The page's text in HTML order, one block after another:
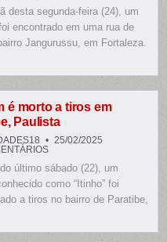
É
ENCONTRADO
ATRÁS
DE
CRECHE
EM
desta segunda-feira (24), um
encontrado em uma rua de
Jangurussu, em Fortaleza.
é morto a tiros em
Paulista
25/02/2025
EM
É
MORTO
A
TIROS
EM
último sábado (22), um
como “Itinho” foi
a tiros no bairro de Paratibe,